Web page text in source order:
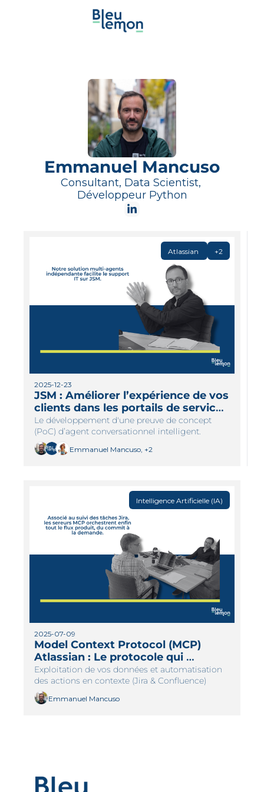
Emmanuel Mancuso
Consultant, Data Scientist,
Développeur Python
Atlassian +2
2025-12-23
JSM : Améliorer l’expérience de vos
clients dans les portails de services
grâce à l’IA
Le développement d'une preuve de concept
(PoC) d’agent conversationnel intelligent.
Emmanuel Mancuso, +2
Intelligence Artificielle (IA)
2025-07-09
Model Context Protocol (MCP)
Atlassian : Le protocole qui
connecte vos IA à Jira et
Confluence
Exploitation de vos données et automatisation
des actions en contexte (Jira & Confluence)
Emmanuel Mancuso